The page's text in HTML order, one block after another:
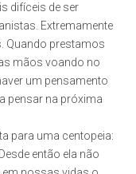
difíceis de ser
Extremamente
Quando prestamos
mãos voando no
um pensamento
pensar na próxima
para uma centopeia:
então ela não